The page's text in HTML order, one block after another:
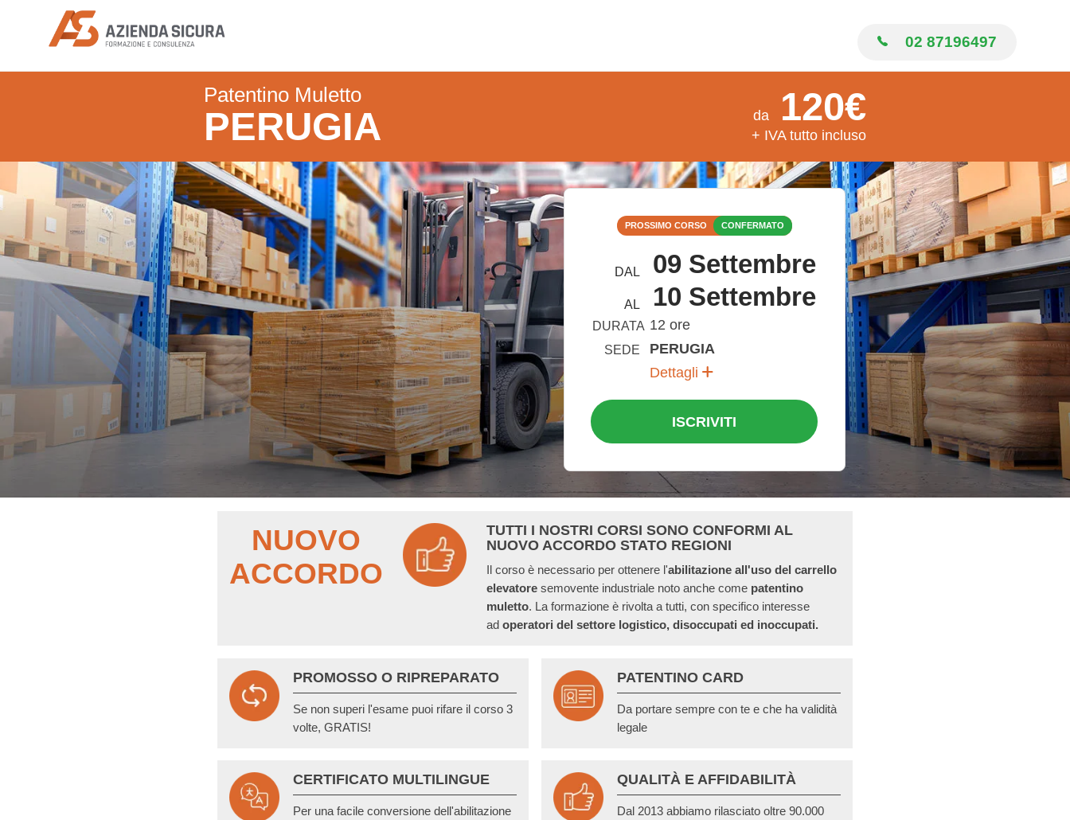
02 87196497
Azienda Sicura
Patentino Muletto
PERUGIA da 120€
+ IVA tutto incluso
PROSSIMO CORSO CONFERMATO
DAL 09 Settembre
AL 10 Settembre
DURATA 12 ore
SEDE
PERUGIA
Dettagli
ISCRIVITI
NUOVO
ACCORDO
TUTTI I NOSTRI CORSI SONO CONFORMI AL
NUOVO ACCORDO STATO REGIONI
Il corso è necessario per ottenere l'abilitazione all'uso del carrello
elevatoresemovente industriale noto anche come patentino
muletto. La formazione è rivolta a tutti, con specifico interesse
ad operatori del settore logistico, disoccupati ed inoccupati.
PROMOSSO O RIPREPARATO
Se non superi l'esame puoi rifare il corso 3
volte, GRATIS!
PATENTINO CARD
Da portare sempre con te e che ha validità
legale
CERTIFICATO MULTILINGUE
Per una facile conversione dell'abilitazione
QUALITÀ E AFFIDABILITÀ
Dal 2013 abbiamo rilasciato oltre 90.000